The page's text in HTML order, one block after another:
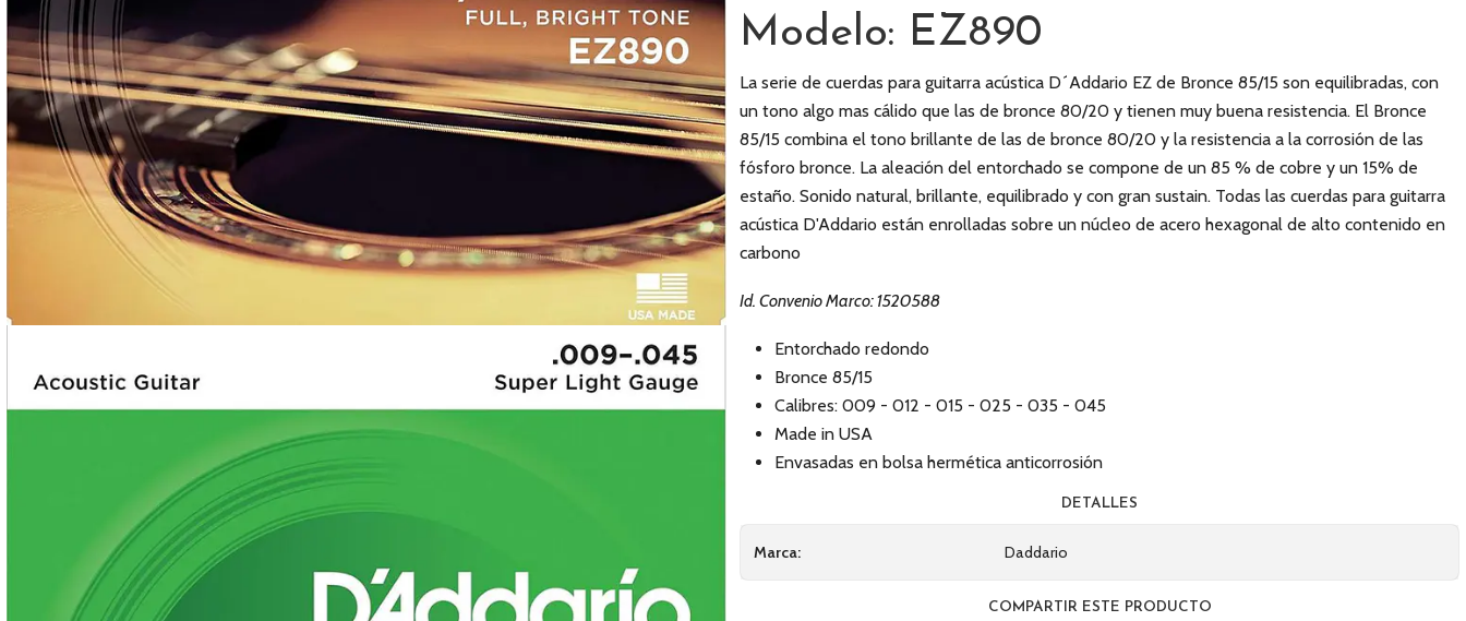
Modelo: EZ890
La serie de cuerdas para guitarra acústica D´Addario EZ de Bronce 85/15 son equilibradas, con
un tono algo mas cálido que las de bronce 80/20 y tienen muy buena resistencia. El Bronce
85/15 combina el tono brillante de las de bronce 80/20 y la resistencia a la corrosión de las
fósforo bronce. La aleación del entorchado se compone de un 85 % de cobre y un 15% de
estaño. Sonido natural, brillante, equilibrado y con gran sustain. Todas las cuerdas para guitarra
acústica D'Addario están enrolladas sobre un núcleo de acero hexagonal de alto contenido en
carbono
Id. Convenio Marco: 1520588
Entorchado redondo
Bronce 85/15
Calibres: 009 - 012 - 015 - 025 - 035 - 045
Made in USA
Envasadas en bolsa hermética anticorrosión
DETALLES
Marca: Daddario
COMPARTIR ESTE PRODUCTO